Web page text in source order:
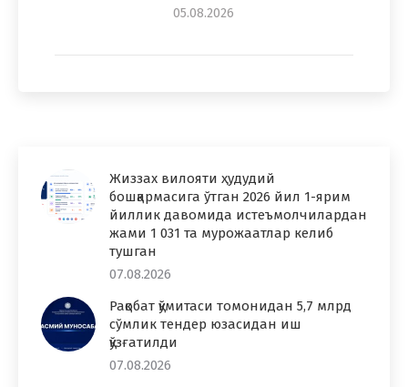
05.08.2026
Жиззах вилояти ҳудудий
бошқармасига ўтган 2026 йил 1-ярим
йиллик давомида истеъмолчилардан
жами 1 031 та мурожаатлар келиб
тушган
07.08.2026
Рақобат қўмитаси томонидан 5,7 млрд
сўмлик тендер юзасидан иш
қўзғатилди
07.08.2026